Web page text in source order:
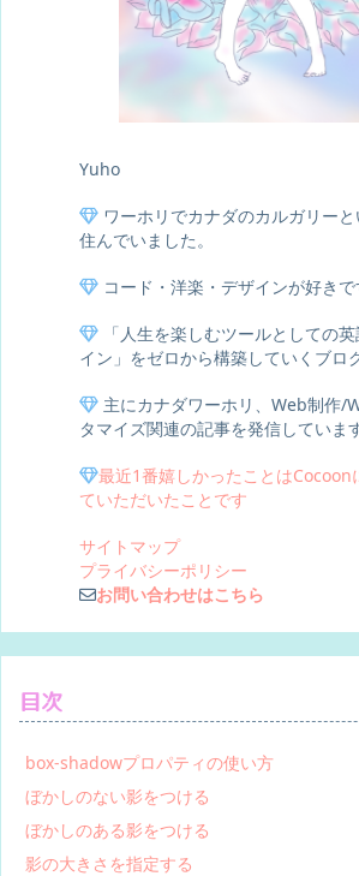
Yuho
ワーホリでカナダのカルガリー
住んでいました。
コード・洋楽・デザインが好きで
「人生を楽しむツールとしての
イン」をゼロから構築していくブロ
主にカナダワーホリ、Web制作/
タマイズ関連の記事を発信しています
最近1番嬉しかったことはCocoon
ていただいたことです
サイトマップ
プライバシーポリシー
お問い合わせはこちら
目次
box-shadowプロパティの使い方
ぼかしのない影をつける
ぼかしのある影をつける
影の大きさを指定する